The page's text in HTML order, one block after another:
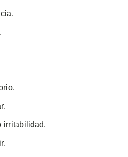
irritabilidad.